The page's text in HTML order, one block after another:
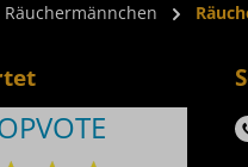
Räuchermännchen